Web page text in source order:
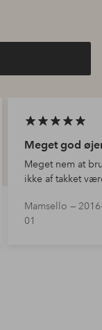
Meget god
Meget nem at
ikke af takket
sig godt. Bedste
Mamsello —
01